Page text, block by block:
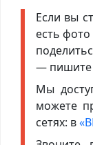
Если вы
есть
— пишите
Мы
можете
сетях: в